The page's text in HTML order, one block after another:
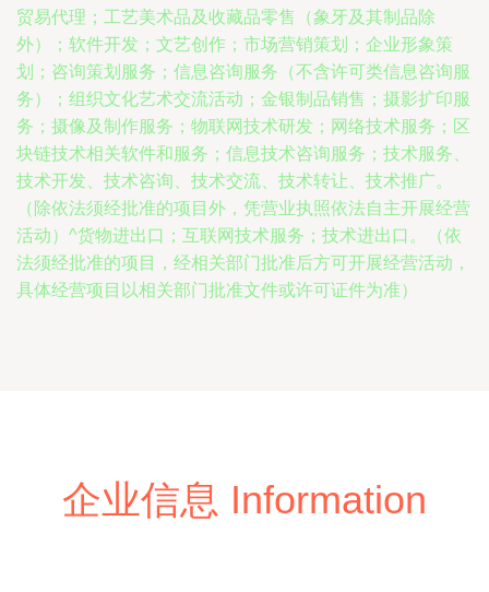
贸易代理；工艺美术品及收藏品零售（象牙及其制品除
外）；软件开发；文艺创作；市场营销策划；企业形象策
划；咨询策划服务；信息咨询服务（不含许可类信息咨询服
务）；组织文化艺术交流活动；金银制品销售；摄影扩印服
务；摄像及制作服务；物联网技术研发；网络技术服务；区
块链技术相关软件和服务；信息技术咨询服务；技术服务、
技术开发、技术咨询、技术交流、技术转让、技术推广。
（除依法须经批准的项目外，凭营业执照依法自主开展经营
活动）^货物进出口；互联网技术服务；技术进出口。（依
法须经批准的项目，经相关部门批准后方可开展经营活动，
具体经营项目以相关部门批准文件或许可证件为准）
企业信息 Information